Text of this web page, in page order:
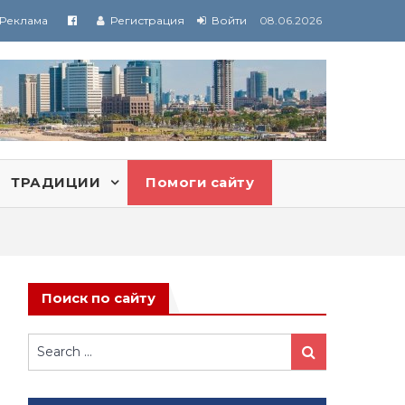
Реклама Регистрация Войти 08.06.2026
ТРАДИЦИИ Помоги сайту
Поиск по сайту
Search
for:
Search